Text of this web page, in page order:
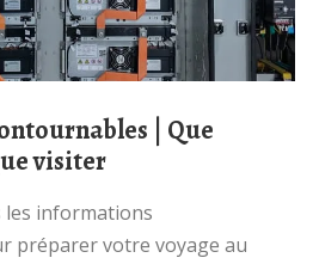
visiter
préparer votre voyage au